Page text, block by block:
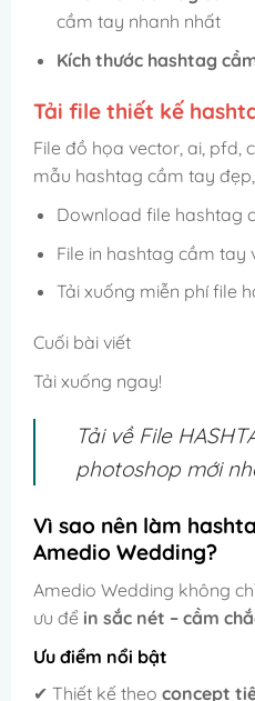
cầm tay nhanh nhất
Kích thước hashtag
Tải file thiết kế
File đồ họa vector, ai, pfd,
mẫu hashtag cầm tay
Download file hashtag
File in hashtag cầm tay
Tải xuống miễn phí file
Cuối bài viết
Tải xuống ngay!
Tải về File
photoshop mới
Vì sao nên làm
Amedio Wedding?
Amedio Wedding không
ưu để in sắc nét – cầm
Ưu điểm nổi bật
✔ Thiết kế theo concept